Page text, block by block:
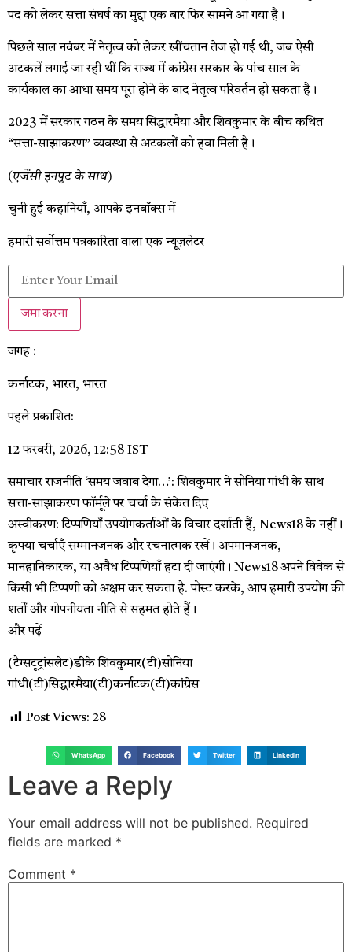
पद को लेकर सत्ता संघर्ष का मुद्दा एक बार फिर सामने आ गया है।
पिछले साल नवंबर में नेतृत्व को लेकर खींचतान तेज हो गई थी, जब ऐसी
अटकलें लगाई जा रही थीं कि राज्य में कांग्रेस सरकार के पांच साल के
कार्यकाल का आधा समय पूरा होने के बाद नेतृत्व परिवर्तन हो सकता है।
2023 में सरकार गठन के समय सिद्धारमैया और शिवकुमार के बीच कथित
“सत्ता-साझाकरण” व्यवस्था से अटकलों को हवा मिली है।
(एजेंसी इनपुट के साथ)
चुनी हुई कहानियाँ, आपके इनबॉक्स में
हमारी सर्वोत्तम पत्रकारिता वाला एक न्यूज़लेटर
जमा करना
जगह :
कर्नाटक, भारत, भारत
पहले प्रकाशित:
12 फरवरी, 2026, 12:58 IST
समाचार राजनीति ‘समय जवाब देगा…’: शिवकुमार ने सोनिया गांधी के साथ
सत्ता-साझाकरण फॉर्मूले पर चर्चा के संकेत दिए
अस्वीकरण: टिप्पणियाँ उपयोगकर्ताओं के विचार दर्शाती हैं, News18 के नहीं।
कृपया चर्चाएँ सम्मानजनक और रचनात्मक रखें। अपमानजनक,
मानहानिकारक, या अवैध टिप्पणियाँ हटा दी जाएंगी। News18 अपने विवेक से
किसी भी टिप्पणी को अक्षम कर सकता है. पोस्ट करके, आप हमारी उपयोग की
शर्तों और गोपनीयता नीति से सहमत होते हैं।
और पढ़ें
(टैग्सटूट्रांसलेट)डीके शिवकुमार(टी)सोनिया
गांधी(टी)सिद्धारमैया(टी)कर्नाटक(टी)कांग्रेस
Post Views: 28
WhatsApp Facebook Twitter LinkedIn
Leave a Reply
Your email address will not be published. Required
fields are marked *
Comment *